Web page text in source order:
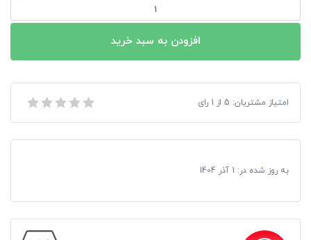
الدینیو
HP02
افزودن به سبد خرید
هندزفری الدینیو مدل HP02
امتیاز مشتریان: 5 از 1 رای
به روز شده در: 1 آذر 1404